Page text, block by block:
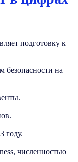
подготовку к
безопасности на
году.
численностью